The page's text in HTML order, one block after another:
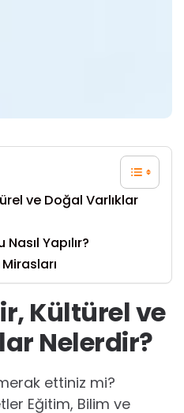
ve Doğal Varlıklar
Yapılır?
Kültürel ve
Nelerdir?
ettiniz mi?
Eğitim, Bilim ve